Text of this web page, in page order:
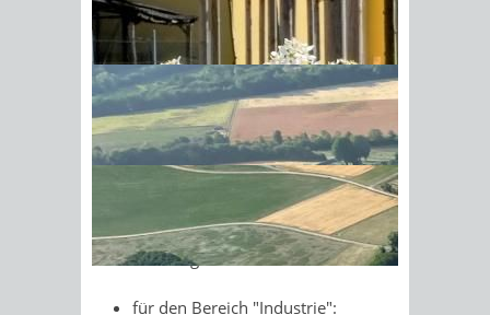
Sonnenschein am Morgen im
Ahornwald
Die geförderten Leistungen umfassen
beispielsweise:
Prüfen der Exportfähigkeit
Suche nach Marktinformationen
Aufbau der Organisation
Partnersuche
Maßnahmendurchführung vor Ort
Folgende Institutionen bezuschussen
die Beratungen:
für den Bereich "Industrie":